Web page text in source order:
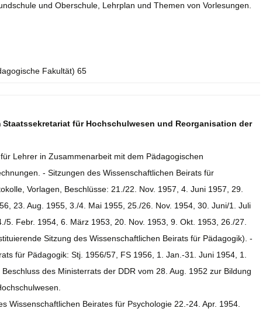
und Oberschule, Lehrplan und Themen von Vorlesungen.
Fakultät) 65
für Hochschulwesen und Reorganisation der
Lehrer in Zusammenarbeit mit dem Pädagogischen
- Sitzungen des Wissenschaftlichen Beirats für
Vorlagen, Beschlüsse: 21./22. Nov. 1957, 4. Juni 1957, 29.
23. Aug. 1955, 3./4. Mai 1955, 25./26. Nov. 1954, 30. Juni/1. Juli
Febr. 1954, 6. März 1953, 20. Nov. 1953, 9. Okt. 1953, 26./27.
Sitzung des Wissenschaftlichen Beirats für Pädagogik). -
für Pädagogik: Stj. 1956/57, FS 1956, 1. Jan.-31. Juni 1954, 1.
des Ministerrats der DDR vom 28. Aug. 1952 zur Bildung
Wissenschaftlichen Beirates für Psychologie 22.-24. Apr. 1954.